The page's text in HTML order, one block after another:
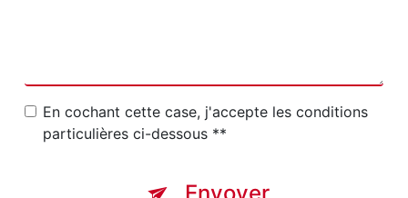
En cochant cette case, j'accepte les conditions
particulières ci-dessous **